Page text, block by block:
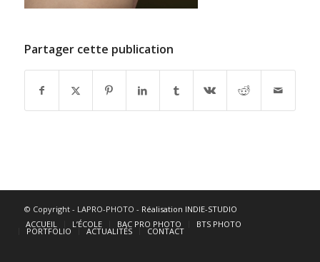
Partager cette publication
© Copyright - LAPRO-PHOTO - Réalisation INDIE-STUDIO
ACCUEIL
L’ÉCOLE BAC PRO PHOTO BTS PHOTO
PORTFOLIO ACTUALITÉS CONTACT